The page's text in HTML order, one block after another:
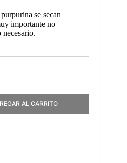
se secan
importante no
AL CARRITO